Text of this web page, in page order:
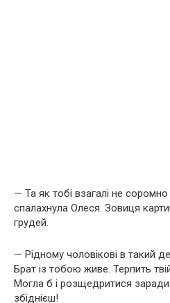
— Та як тобі взагалі не соромно
спалахнула Олеся. Зовиця
грудей.
— Рідному чоловікові в такий
Брат із тобою живе. Терпить
Могла б і розщедритися заради
збіднієш!